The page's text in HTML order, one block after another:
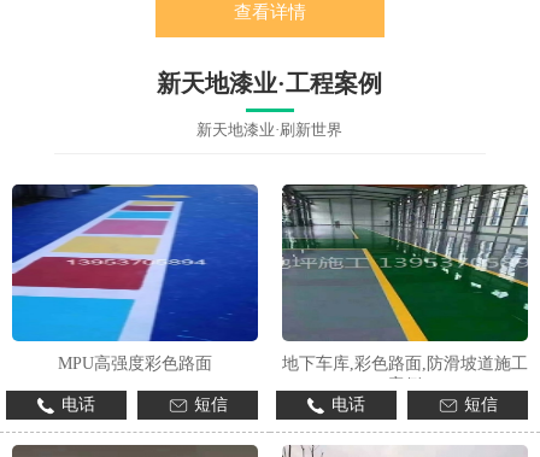
查看详情
新天地漆业·工程案例
新天地漆业·刷新世界
MPU高强度彩色路面
电话 短信
地下车库,彩色路面,防滑坡道施工
电话
短信